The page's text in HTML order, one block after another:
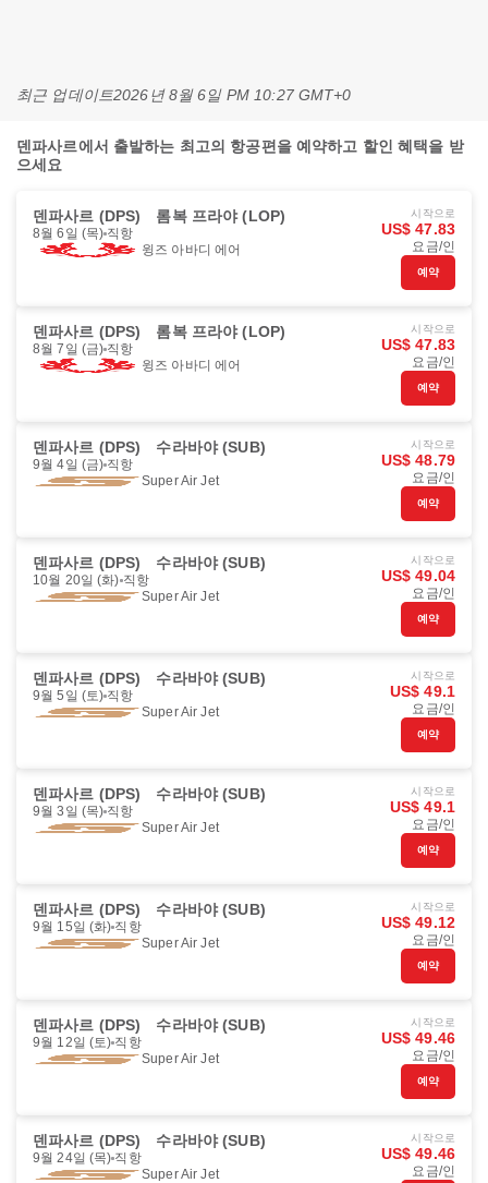
최근 업데이트2026년 8월 6일 PM 10:27 GMT+0
덴파사르에서 출발하는 최고의 항공편을 예약하고 할인 혜택을 받
으세요
덴파사르 (DPS) 롬복 프라야 (LOP)
8월 6일 (목) 직항
윙즈 아바디 에어
시작으로
US$ 47.83
요금/인
예약
덴파사르 (DPS) 롬복 프라야 (LOP)
8월 7일 (금) 직항
윙즈 아바디 에어
시작으로
US$ 47.83
요금/인
예약
덴파사르 (DPS) 수라바야 (SUB)
9월 4일 (금) 직항
Super Air Jet
시작으로
US$ 48.79
요금/인
예약
덴파사르 (DPS) 수라바야 (SUB)
10월 20일 (화) 직항
Super Air Jet
시작으로
US$ 49.04
요금/인
예약
덴파사르 (DPS) 수라바야 (SUB)
9월 5일 (토) 직항
Super Air Jet
시작으로
US$ 49.1
요금/인
예약
덴파사르 (DPS) 수라바야 (SUB)
9월 3일 (목) 직항
Super Air Jet
시작으로
US$ 49.1
요금/인
예약
덴파사르 (DPS) 수라바야 (SUB)
9월 15일 (화) 직항
Super Air Jet
시작으로
US$ 49.12
요금/인
예약
덴파사르 (DPS) 수라바야 (SUB)
9월 12일 (토) 직항
Super Air Jet
시작으로
US$ 49.46
요금/인
예약
덴파사르 (DPS) 수라바야 (SUB)
9월 24일 (목) 직항
Super Air Jet
시작으로
US$ 49.46
요금/인